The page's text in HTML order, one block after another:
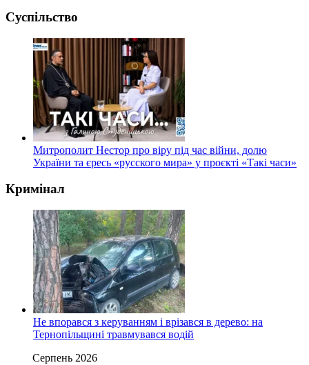
Суспільство
Митрополит Нестор про віру під час війни, долю
України та єресь «русского мира» у проєкті «Такі часи»
Кримінал
Не впорався з керуванням і врізався в дерево: на
Тернопільщині травмувався водій
Серпень 2026